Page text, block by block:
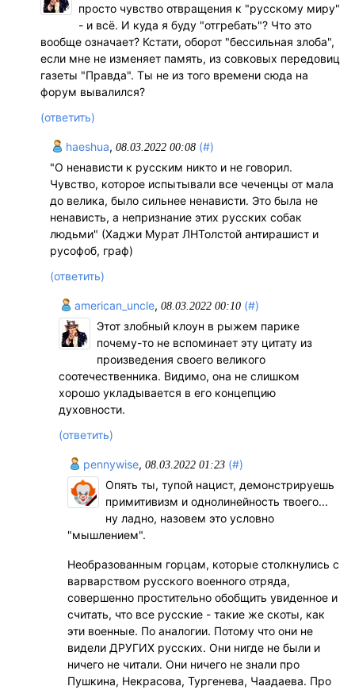
просто чувство отвращения к "русскому миру"
- и всё. И куда я буду "отгребать"? Что это
вообще означает? Кстати, оборот "бессильная злоба",
если мне не изменяет память, из совковых передовиц
газеты "Правда". Ты не из того времени сюда на
форум вывалился?
(ответить)
haeshua, 08.03.2022 00:08 (#)
"О ненависти к русским никто и не говорил.
Чувство, которое испытывали все чеченцы от мала
до велика, было сильнее ненависти. Это была не
ненависть, а непризнание этих русских собак
людьми" (Хаджи Мурат ЛНТолстой антирашист и
русофоб, граф)
(ответить)
american_uncle,08.03.2022 00:10 (#)
Этот злобный клоун в рыжем парике
почему-то не вспоминает эту цитату из
произведения своего великого
соотечественника. Видимо, она не слишком
хорошо укладывается в его концепцию
духовности.
(ответить)
pennywise, 08.03.2022 01:23 (#)
Опять ты, тупой нацист, демонстрируешь
примитивизм и однолинейность твоего...
ну ладно, назовем это условно
"мышлением".
Необразованным горцам, которые столкнулись с
варварством русского военного отряда,
совершенно простительно обобщить увиденное и
считать, что все русские - такие же скоты, как
эти военные. По аналогии. Потому что они не
видели ДРУГИХ русских. Они нигде не были и
ничего не читали. Они ничего не знали про
Пушкина, Некрасова, Тургенева, Чаадаева. Про